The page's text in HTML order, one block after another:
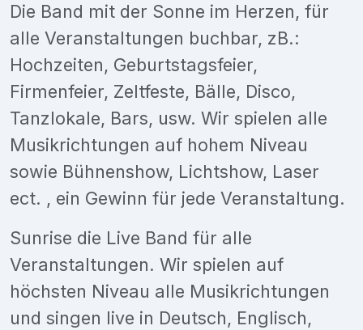
Die Band mit der Sonne im Herzen, für
alle Veranstaltungen buchbar, zB.:
Hochzeiten, Geburtstagsfeier,
Firmenfeier, Zeltfeste, Bälle, Disco,
Tanzlokale, Bars, usw. Wir spielen alle
Musikrichtungen auf hohem Niveau
sowie Bühnenshow, Lichtshow, Laser
ect. , ein Gewinn für jede Veranstaltung.
Sunrise die Live Band für alle
Veranstaltungen. Wir spielen auf
höchsten Niveau alle Musikrichtungen
und singen live in Deutsch, Englisch,